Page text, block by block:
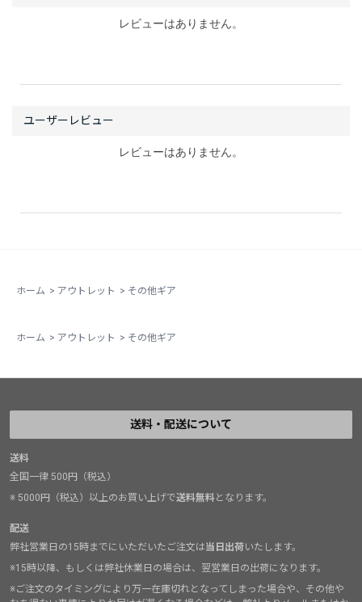
レビューはありません。
レビューはありません。
ホーム > アウトレット > その他ギア
ホーム > アウトレット > その他ギア
送料・配送について
送料
全国一律 500円（税込）
※ 5000円（税込）以上のお買い上げで送料無料となります。
配送
弊社営業日の15時までにいただいたご注文は当日出荷いたします。
※15時以降、もしくは弊社休業日の場合は、翌営業日の出荷になります。
※ご注文のタイミングにより万一在庫切れとなってしまった場合や、その他や